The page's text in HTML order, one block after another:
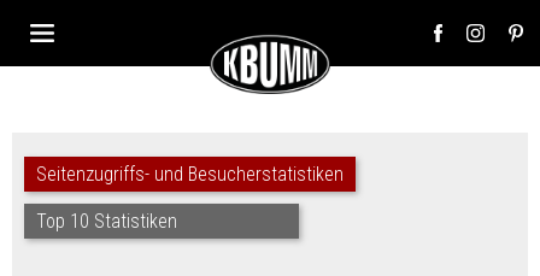
Seitenzugriffs- und Besucherstatistiken
Top 10 Statistiken